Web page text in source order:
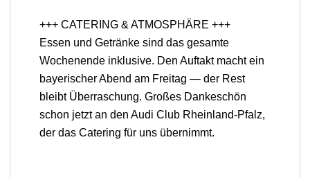
+++ CATERING & ATMOSPHÄRE +++
Essen und Getränke sind das gesamte
Wochenende inklusive. Den Auftakt macht ein
bayerischer Abend am Freitag — der Rest
bleibt Überraschung. Großes Dankeschön
schon jetzt an den Audi Club Rheinland-Pfalz,
der das Catering für uns übernimmt.